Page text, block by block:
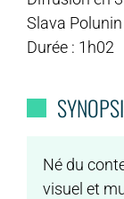
Slava Polunin
Durée : 1h02
Né du
visuel et